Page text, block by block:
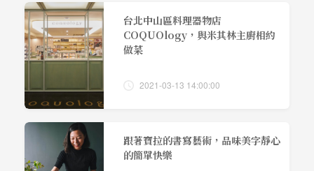
台北中山區料理器物店
COQUOlogy，與米其林主廚相約
做菜
2021-03-13 14:00:00
跟著寶拉的書寫藝術，品味美字靜心
的簡單快樂